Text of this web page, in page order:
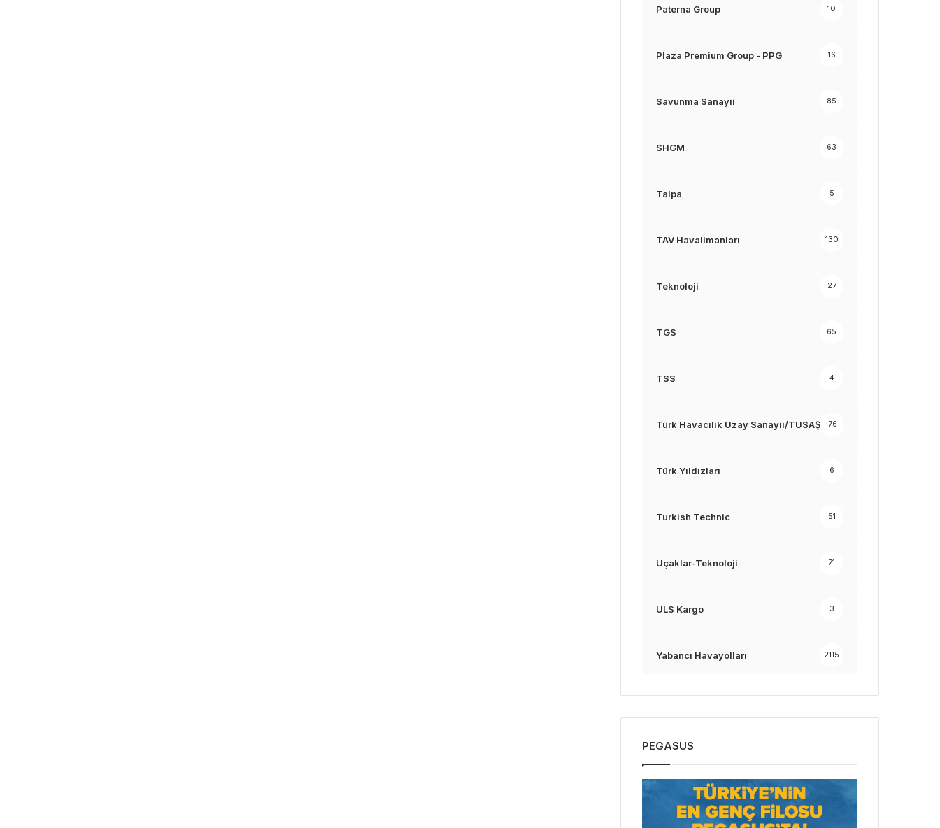
Paterna Group 10
Plaza Premium Group - PPG 16
Savunma Sanayii 85
SHGM 63
Talpa 5
TAV Havalimanları 130
Teknoloji 27
TGS 65
TSS 4
Türk Havacılık Uzay Sanayii/TUSAŞ 76
Türk Yıldızları 6
Turkish Technic 51
Uçaklar-Teknoloji 71
ULS Kargo 3
Yabancı Havayolları 2115
PEGASUS